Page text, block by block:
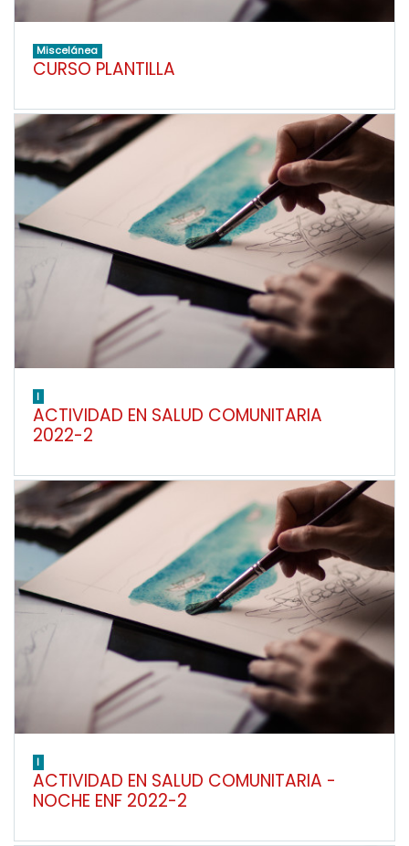
Miscelánea
CURSO PLANTILLA
I
ACTIVIDAD EN SALUD COMUNITARIA
2022-2
I
ACTIVIDAD EN SALUD COMUNITARIA -
NOCHE ENF 2022-2